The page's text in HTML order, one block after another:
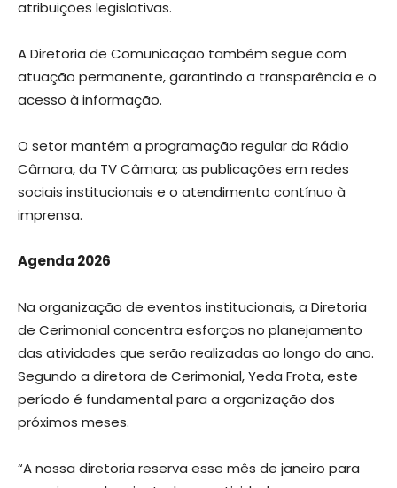
atribuições legislativas.
A Diretoria de Comunicação também segue com
atuação permanente, garantindo a transparência e o
acesso à informação.
O setor mantém a programação regular da Rádio
Câmara, da TV Câmara; as publicações em redes
sociais institucionais e o atendimento contínuo à
imprensa.
Agenda 2026
Na organização de eventos institucionais, a Diretoria
de Cerimonial concentra esforços no planejamento
das atividades que serão realizadas ao longo do ano.
Segundo a diretora de Cerimonial, Yeda Frota, este
período é fundamental para a organização dos
próximos meses.
“A nossa diretoria reserva esse mês de janeiro para